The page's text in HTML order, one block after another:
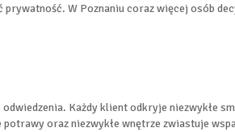
W Poznaniu coraz więcej osób
Każdy klient odkryje niezwykłe
oraz niezwykłe wnętrze zwiastuje